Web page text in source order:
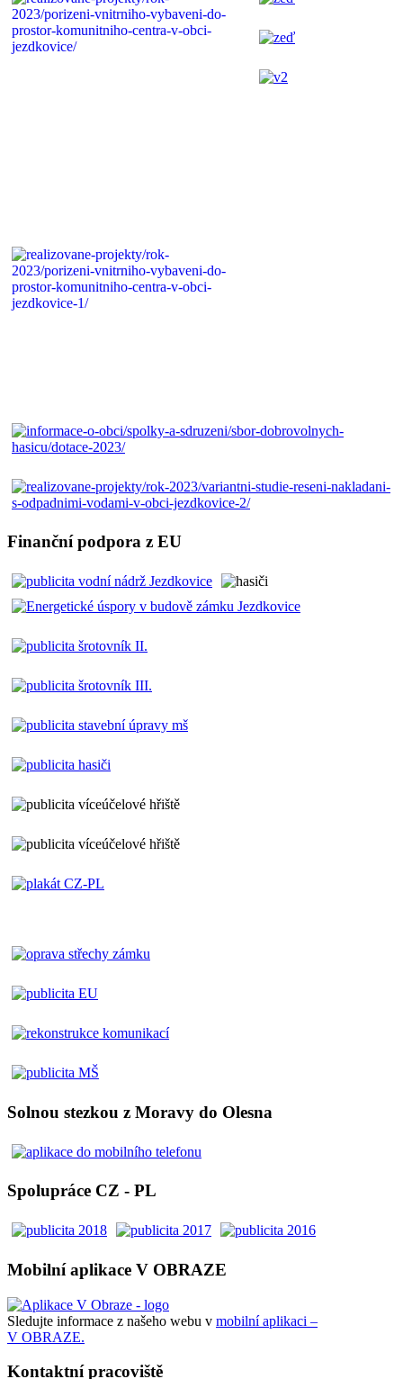
Finanční podpora z EU
Solnou stezkou z Moravy do Olesna
Spolupráce CZ - PL
Mobilní aplikace V OBRAZE
Sledujte informace z našeho webu v mobilní aplikaci –
V OBRAZE.
Kontaktní pracoviště